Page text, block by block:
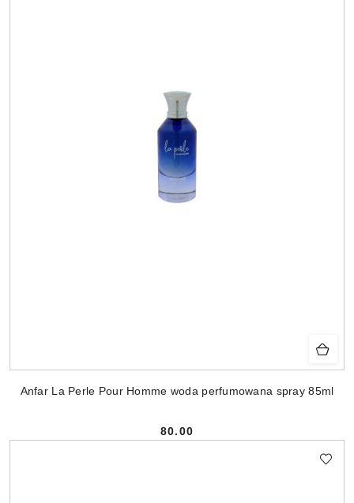
Anfar La Perle Pour Homme woda perfumowana spray 85ml
Cena:
80.00